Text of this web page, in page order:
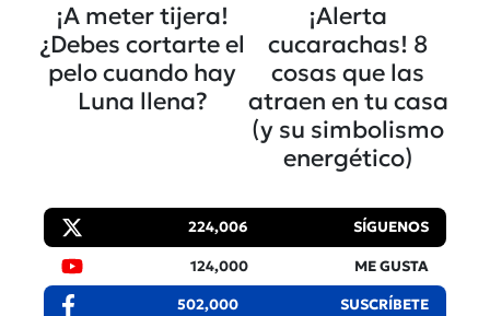
¡A meter tijera!
¿Debes cortarte el
pelo cuando hay
Luna llena?
¡Alerta
cucarachas! 8
cosas que las
atraen en tu casa
(y su simbolismo
energético)
224,006 SÍGUENOS
124,000 ME GUSTA
502,000 SUSCRÍBETE